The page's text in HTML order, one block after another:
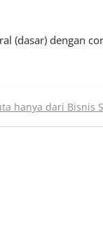
(dasar) dengan
hanya dari Bisnis